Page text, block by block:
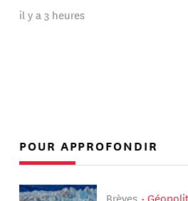
il y a 3 heures
POUR APPROFONDIR